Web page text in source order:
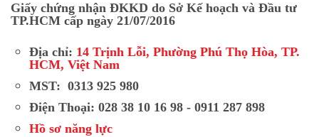
Giấy chứng nhận ĐKKD do Sở Kế hoạch và Đầu tư
TP.HCM cấp ngày 21/07/2016
Địa chỉ: 14 Trịnh Lỗi, Phường Phú Thọ Hòa, TP.
HCM, Việt Nam
MST: 0313 925 980
Điện Thoại: 028 38 10 16 98 - 0911 287 898
Hồ sơ năng lực